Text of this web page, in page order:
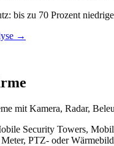
bis zu 70 Prozent
→
mit Kamera, Radar,
Security Towers,
Meter, PTZ- oder